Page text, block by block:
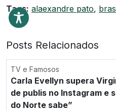
Tags: alaexandre pato,
Posts Relacionados
TV e Famosos
Carla Evellyn supera
de publis no Instagram e
do Norte sabe”